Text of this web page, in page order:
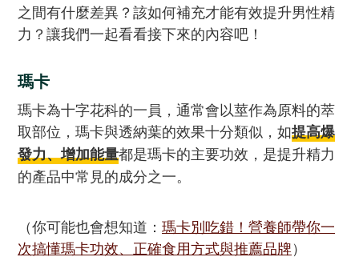
之間有什麼差異？該如何補充才能有效提升男性精
力？讓我們一起看看接下來的內容吧！
瑪卡
瑪卡為十字花科的一員，通常會以莖作為原料的萃
取部位，瑪卡與透納葉的效果十分類似，如提高爆
發力、增加能量都是瑪卡的主要功效，是提升精力
的產品中常見的成分之一。
（你可能也會想知道： 瑪卡別吃錯！營養師帶你一
次搞懂瑪卡功效、正確食用方式與推薦品牌）